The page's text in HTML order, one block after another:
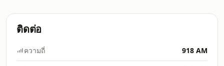
ติดต่อ
ความถี่ 918 AM